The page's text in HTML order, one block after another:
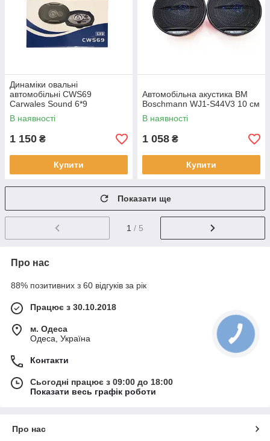
Динаміки овальні
автомобільні CWS69
Carwales Sound 6*9
автоакустика
В наявності
1 150 ₴
Купити
Автомобільна акустика BM
Boschmann WJ1-S44V3 10 см
В наявності
1 058 ₴
Купити
Показати ще
1 / 5
Про нас
88% позитивних з 60 відгуків за рік
Працює з 30.10.2018
м. Одеса
Одеса, Україна
Контакти
Сьогодні працює з 09:00 до 18:00
Показати весь графік роботи
Про нас